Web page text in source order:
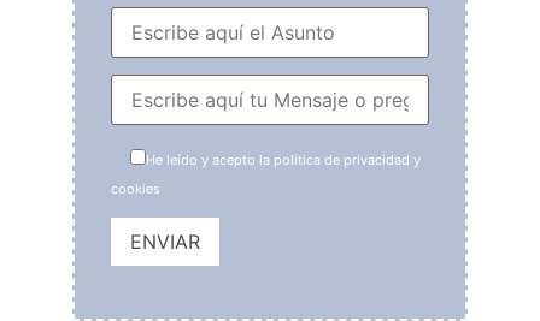
He leído y acepto la política de privacidad y
cookies